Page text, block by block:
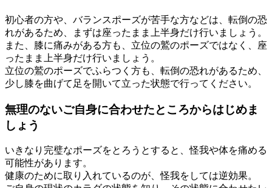
初心者の方や、バランスポーズが苦手な方などは、転倒の恐
れがあるため、まずは座ったまま上半身だけ行いましょう。
また、膝に痛みがある方も、立位の鷲のポーズではなく、座
ったまま上半身だけ行いましょう。
立位の鷲のポーズでふらつく方も、転倒の恐れがあるため、
少し膝を曲げて足を開いて立った状態で行ってください。
無理のないご自身に合わせたところからはじめま
しょう
いきなり完璧なポーズをとろうとすると、怪我や体を痛める
可能性があります。
健康のために取り入れているのが、怪我をしては逆効果。